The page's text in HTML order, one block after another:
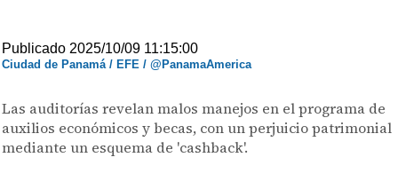
Publicado 2025/10/09 11:15:00
Ciudad de Panamá / EFE / @PanamaAmerica
Las auditorías revelan malos manejos en el programa de
auxilios económicos y becas, con un perjuicio patrimonial
mediante un esquema de 'cashback'.